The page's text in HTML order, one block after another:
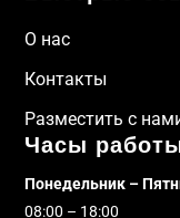
О нас
Контакты
Разместить с
Часы
Понедельник –
08:00 – 18:00